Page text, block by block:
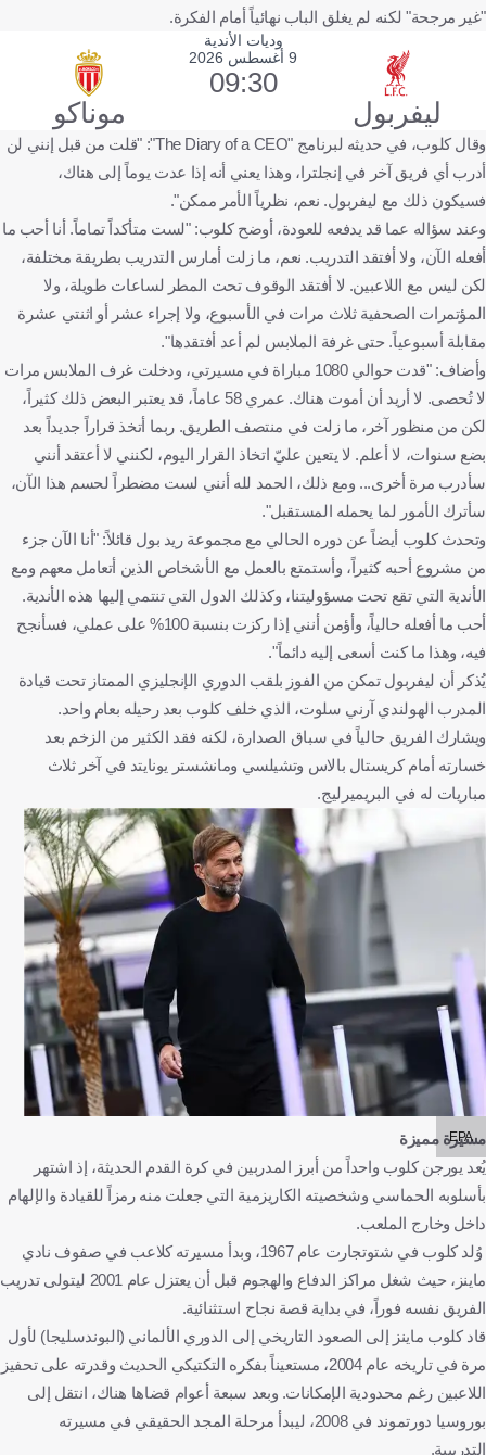
"غير مرجحة" لكنه لم يغلق الباب نهائياً أمام الفكرة.
وديات الأندية
ليفربول
9 أغسطس 2026
09:30
موناكو
وقال كلوب، في حديثه لبرنامج "The Diary of a CEO": "قلت من قبل إنني لن
أدرب أي فريق آخر في إنجلترا، وهذا يعني أنه إذا عدت يوماً إلى هناك،
فسيكون ذلك مع ليفربول. نعم، نظرياً الأمر ممكن".
وعند سؤاله عما قد يدفعه للعودة، أوضح كلوب: "لست متأكداً تماماً. أنا أحب ما
أفعله الآن، ولا أفتقد التدريب. نعم، ما زلت أمارس التدريب بطريقة مختلفة،
لكن ليس مع اللاعبين. لا أفتقد الوقوف تحت المطر لساعات طويلة، ولا
المؤتمرات الصحفية ثلاث مرات في الأسبوع، ولا إجراء عشر أو اثنتي عشرة
مقابلة أسبوعياً. حتى غرفة الملابس لم أعد أفتقدها".
وأضاف: "قدت حوالي 1080 مباراة في مسيرتي، ودخلت غرف الملابس مرات
لا تُحصى. لا أريد أن أموت هناك. عمري 58 عاماً، قد يعتبر البعض ذلك كثيراً،
لكن من منظور آخر، ما زلت في منتصف الطريق. ربما أتخذ قراراً جديداً بعد
بضع سنوات، لا أعلم. لا يتعين عليّ اتخاذ القرار اليوم، لكنني لا أعتقد أنني
سأدرب مرة أخرى... ومع ذلك، الحمد لله أنني لست مضطراً لحسم هذا الآن،
سأترك الأمور لما يحمله المستقبل".
وتحدث كلوب أيضاً عن دوره الحالي مع مجموعة ريد بول قائلاً: "أنا الآن جزء
من مشروع أحبه كثيراً، وأستمتع بالعمل مع الأشخاص الذين أتعامل معهم ومع
الأندية التي تقع تحت مسؤوليتنا، وكذلك الدول التي تنتمي إليها هذه الأندية.
أحب ما أفعله حالياً، وأؤمن أنني إذا ركزت بنسبة 100% على عملي، فسأنجح
فيه، وهذا ما كنت أسعى إليه دائماً".
يُذكر أن ليفربول تمكن من الفوز بلقب الدوري الإنجليزي الممتاز تحت قيادة
المدرب الهولندي آرني سلوت، الذي خلف كلوب بعد رحيله بعام واحد.
ويشارك الفريق حالياً في سباق الصدارة، لكنه فقد الكثير من الزخم بعد
خسارته أمام كريستال بالاس وتشيلسي ومانشستر يونايتد في آخر ثلاث
مباريات له في البريميرليج.
EPA
مسيرة مميزة
يُعد يورجن كلوب واحداً من أبرز المدربين في كرة القدم الحديثة، إذ اشتهر
بأسلوبه الحماسي وشخصيته الكاريزمية التي جعلت منه رمزاً للقيادة والإلهام
داخل وخارج الملعب.
وُلد كلوب في شتوتجارت عام 1967، وبدأ مسيرته كلاعب في صفوف نادي
ماينز، حيث شغل مراكز الدفاع والهجوم قبل أن يعتزل عام 2001 ليتولى تدريب
الفريق نفسه فوراً، في بداية قصة نجاح استثنائية.
قاد كلوب ماينز إلى الصعود التاريخي إلى الدوري الألماني (البوندسليجا) لأول
مرة في تاريخه عام 2004، مستعيناً بفكره التكتيكي الحديث وقدرته على تحفيز
اللاعبين رغم محدودية الإمكانات. وبعد سبعة أعوام قضاها هناك، انتقل إلى
بوروسيا دورتموند في 2008، ليبدأ مرحلة المجد الحقيقي في مسيرته
التدريبية.